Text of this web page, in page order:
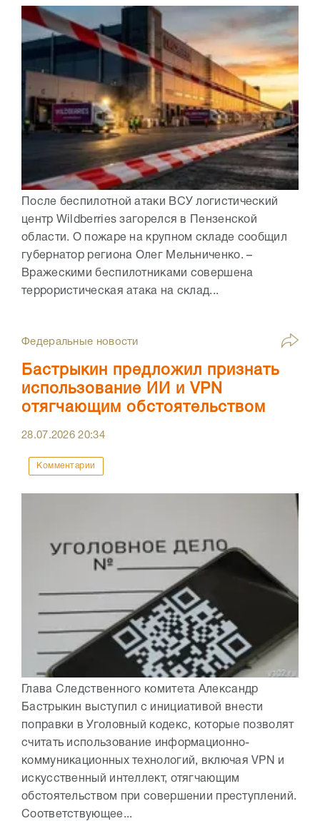
После беспилотной атаки ВСУ логистический
центр Wildberries загорелся в Пензенской
области. О пожаре на крупном складе сообщил
губернатор региона Олег Мельниченко. –
Вражескими беспилотниками совершена
террористическая атака на склад...
Федеральные новости
Бастрыкин предложил признать
использование ИИ и VPN
отягчающим обстоятельством
28.07.202620:34
Комментарии
Глава Следственного комитета Александр
Бастрыкин выступил с инициативой внести
поправки в Уголовный кодекс, которые позволят
считать использование информационно-
коммуникационных технологий, включая VPN и
искусственный интеллект, отягчающим
обстоятельством при совершении преступлений.
Соответствующее...